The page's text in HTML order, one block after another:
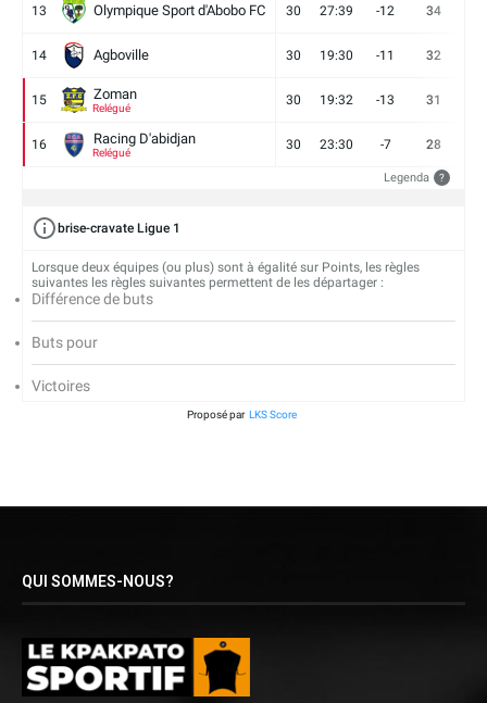
13 Olympique Sport d'Abobo FC 30 27:39 -12 34
14 Agboville 30 19:30 -11 32
15 Zoman
Relégué
30 19:32 -13 31
16 Racing D'abidjan
Relégué
30 23:30 -7 28
Legenda ?
brise-cravate Ligue 1
Lorsque deux équipes (ou plus) sont à égalité sur Points, les règles
suivantes les règles suivantes permettent de les départager :
Différence de buts
Buts pour
Victoires
Proposé par LKS Score
QUI SOMMES-NOUS?